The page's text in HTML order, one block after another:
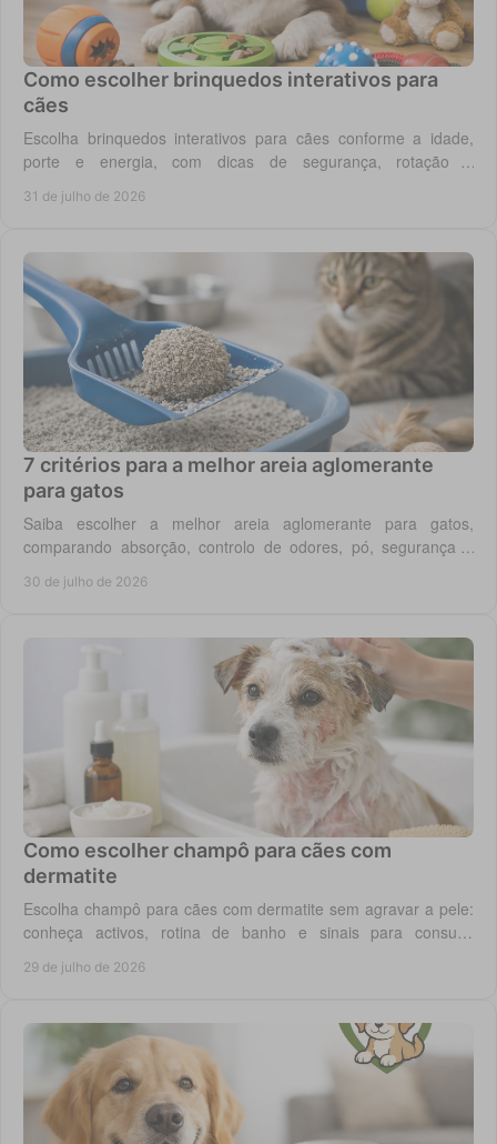
Como escolher brinquedos interativos para
cães
Escolha brinquedos interativos para cães conforme a idade,
porte e energia, com dicas de segurança, rotação e
31 de julho de 2026
7 critérios para a melhor areia aglomerante
para gatos
Saiba escolher a melhor areia aglomerante para gatos,
comparando absorção, controlo de odores, pó, segurança e
30 de julho de 2026
Como escolher champô para cães com
dermatite
Escolha champô para cães com dermatite sem agravar a pele:
conheça activos, rotina de banho e sinais para consulta
29 de julho de 2026